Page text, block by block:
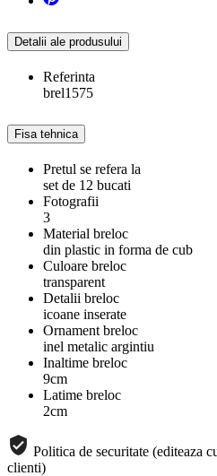
Detalii ale produsului
Referinta
brel1575
Fisa tehnica
Pretul se refera la
set de 12 bucati
Fotografii
3
Material breloc
din plastic in forma de cub
Culoare breloc
transparent
Detalii breloc
icoane inserate
Ornament breloc
inel metalic argintiu
Inaltime breloc
9cm
Latime breloc
2cm
Politica de securitate (editeaza
clienti)